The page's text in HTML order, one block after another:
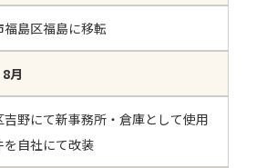
島区福島に移転
月
野にて新事務所・倉庫として使用
自社にて改装